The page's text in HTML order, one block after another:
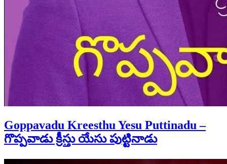
Goppavadu Kreesthu Yesu Puttinadu –
గొప్పవాడు క్రీస్తు యేసు పుట్టినాడు